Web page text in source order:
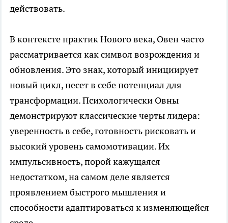
действовать.
В контексте практик Нового века, Овен часто
рассматривается как символ возрождения и
обновления. Это знак, который инициирует
новый цикл, несет в себе потенциал для
трансформации. Психологически Овны
демонстрируют классические черты лидера:
уверенность в себе, готовность рисковать и
высокий уровень самомотивации. Их
импульсивность, порой кажущаяся
недостатком, на самом деле является
проявлением быстрого мышления и
способности адаптироваться к изменяющейся